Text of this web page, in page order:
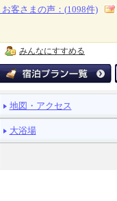
客さまの声：(1098件)
みんなにすすめる
地図・アクセス
大浴場